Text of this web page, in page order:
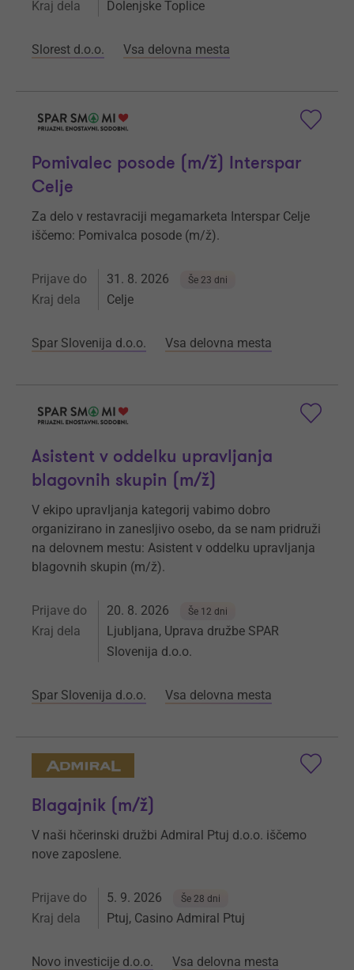
Kraj dela Dolenjske Toplice
Slorest d.o.o. Vsa delovna mesta
Pomivalec posode (m/ž) Interspar
Celje
Za delo v restavraciji megamarketa Interspar Celje
iščemo: Pomivalca posode (m/ž).
Prijave do 31. 8. 2026 Še 23 dni
Kraj dela Celje
Spar Slovenija d.o.o. Vsa delovna mesta
Asistent v oddelku upravljanja
blagovnih skupin (m/ž)
V ekipo upravljanja kategorij vabimo dobro
organizirano in zanesljivo osebo, da se nam pridruži
na delovnem mestu: Asistent v oddelku upravljanja
blagovnih skupin (m/ž).
Prijave do 20. 8. 2026 Še 12 dni
Kraj dela
Ljubljana, Uprava družbe SPAR
Slovenija d.o.o.
Spar Slovenija d.o.o. Vsa delovna mesta
Blagajnik (m/ž)
V naši hčerinski družbi Admiral Ptuj d.o.o. iščemo
nove zaposlene.
Prijave do 5. 9. 2026 Še 28 dni
Kraj dela Ptuj, Casino Admiral Ptuj
Novo investicije d.o.o. Vsa delovna mesta